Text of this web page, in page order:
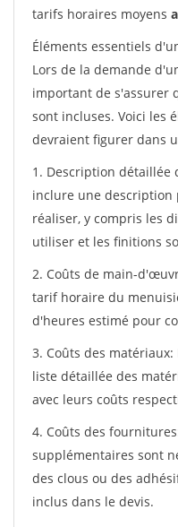
tarifs horaires moyens
Éléments essentiels
Lors de la demande
important de s'assurer
sont incluses. Voici les
devraient figurer dans
1. Description détaillée
inclure une description
réaliser, y compris les
utiliser et les finitions
2. Coûts de main-
tarif horaire du
d'heures estimé pour
3. Coûts des
liste détaillée des
avec leurs coûts
4. Coûts des
supplémentaires sont
des clous ou des
inclus dans le devis.